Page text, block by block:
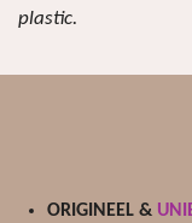
plastic.
ORIGINEEL &